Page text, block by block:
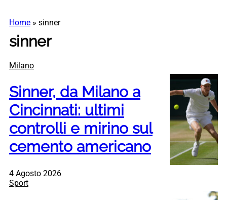
Home » sinner
sinner
Milano
Sinner, da Milano a
Cincinnati: ultimi
controlli e mirino sul
cemento americano
4 Agosto 2026
Sport